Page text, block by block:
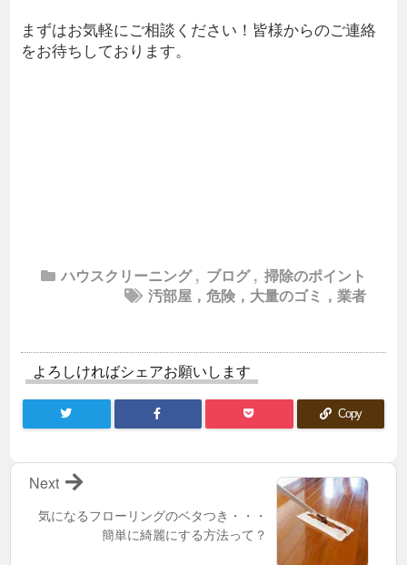
まずはお気軽にご相談ください！皆様からのご連絡
をお待ちしております。
ハウスクリーニング , ブログ , 掃除のポイント
汚部屋，危険，大量のゴミ，業者
よろしければシェアお願いします
Copy
気になるフローリングのベタつき・・・
簡単に綺麗にする方法って？
Next